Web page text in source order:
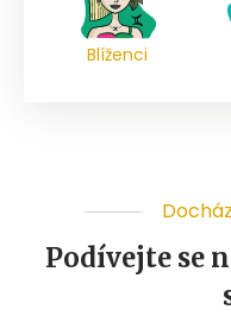
Blíženci
Podívejte se